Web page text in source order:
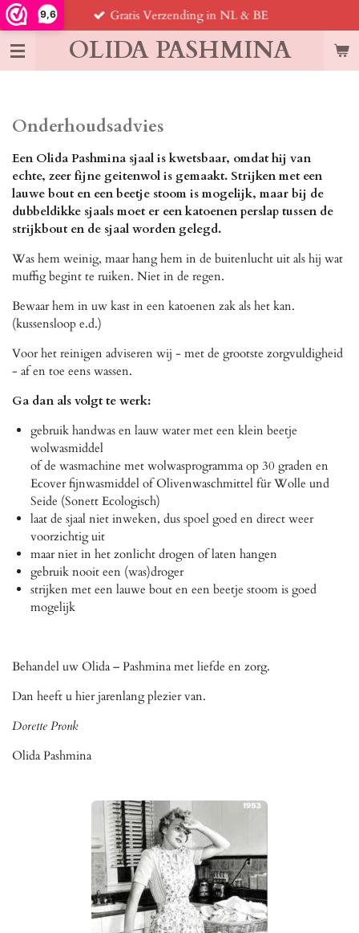
9,6
Ga
direct
naar
de
OLIDA PASHMINA
Gratis Verzending in NL & BE
Onderhoudsadvies
Een Olida Pashmina sjaal is kwetsbaar, omdat hij van
echte, zeer fijne geitenwol is gemaakt. Strijken met een
lauwe bout en een beetje stoom is mogelijk, maar bij de
dubbeldikke sjaals moet er een katoenen perslap tussen de
strijkbout en de sjaal worden gelegd.
Was hem weinig, maar hang hem in de buitenlucht uit als hij wat
muffig begint te ruiken. Niet in de regen.
Bewaar hem in uw kast in een katoenen zak als het kan.
(kussensloop e.d.)
Voor het reinigen adviseren wij - met de grootste zorgvuldigheid
- af en toe eens wassen.
Ga dan als volgt te werk:
gebruik handwas en lauw water met een klein beetje
wolwasmiddel
of de wasmachine met wolwasprogramma op 30 graden en
Ecover fijnwasmiddel of Olivenwaschmittel für Wolle und
Seide (Sonett Ecologisch)
laat de sjaal niet inweken, dus spoel goed en direct weer
voorzichtig uit
maar niet in het zonlicht drogen of laten hangen
gebruik nooit een (was)droger
strijken met een lauwe bout en een beetje stoom is goed
mogelijk
Behandel uw Olida – Pashmina met liefde en zorg.
Dan heeft u hier jarenlang plezier van.
Dorette Pronk
Olida Pashmina